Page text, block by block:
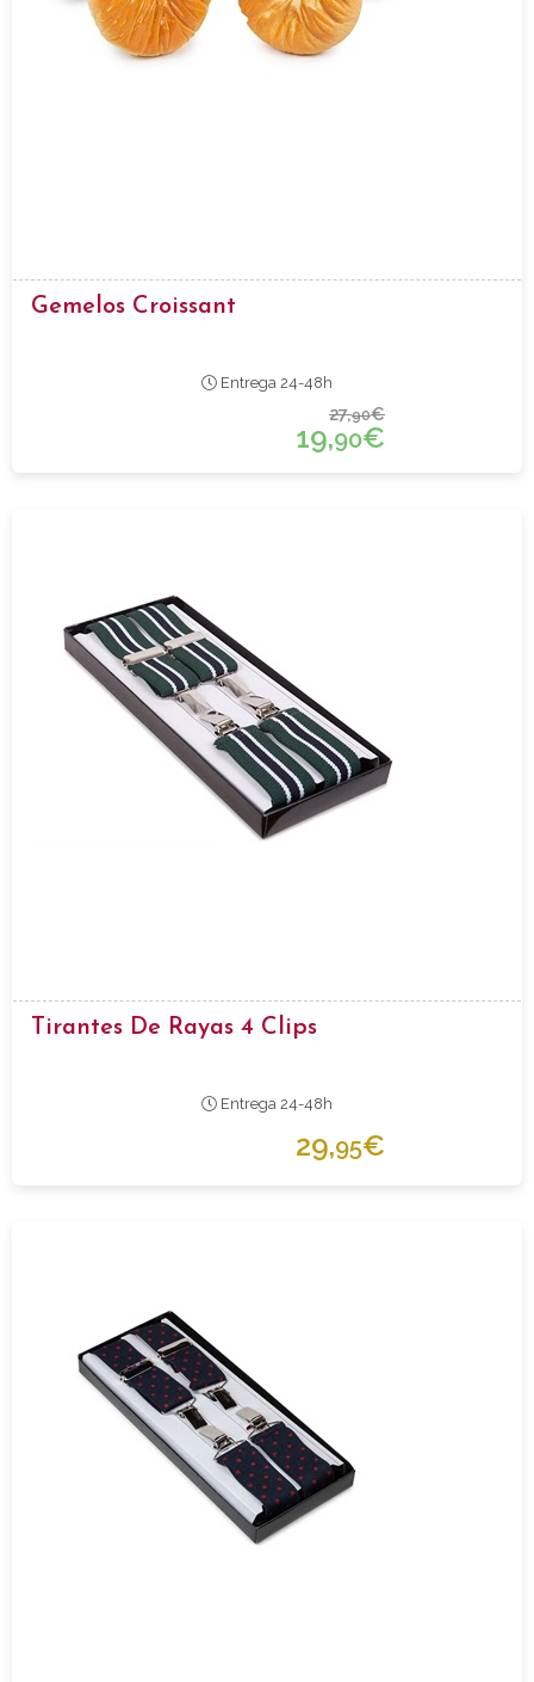
Gemelos Croissant
Entrega 24-48h
27,90€
19,90€
Tirantes De Rayas 4 Clips
Entrega 24-48h
29,95€